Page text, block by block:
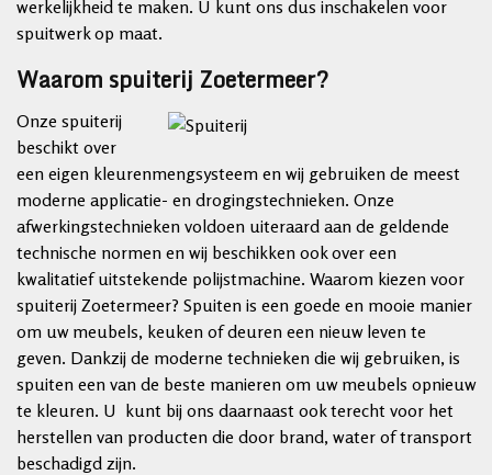
werkelijkheid te maken. U kunt ons dus inschakelen voor
spuitwerk op maat.
Waarom spuiterij Zoetermeer?
Onze spuiterij
beschikt over
een eigen kleurenmengsysteem en wij gebruiken de meest
moderne applicatie- en drogingstechnieken. Onze
afwerkingstechnieken voldoen uiteraard aan de geldende
technische normen en wij beschikken ook over een
kwalitatief uitstekende polijstmachine. Waarom kiezen voor
spuiterij Zoetermeer? Spuiten is een goede en mooie manier
om uw meubels, keuken of deuren een nieuw leven te
geven. Dankzij de moderne technieken die wij gebruiken, is
spuiten een van de beste manieren om uw meubels opnieuw
te kleuren. U kunt bij ons daarnaast ook terecht voor het
herstellen van producten die door brand, water of transport
beschadigd zijn.